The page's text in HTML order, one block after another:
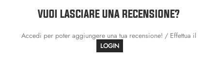
VUOI LASCIARE UNA RECENSIONE?
Accedi per poter aggiungere una tua recensione! / Effettua il
LOGIN